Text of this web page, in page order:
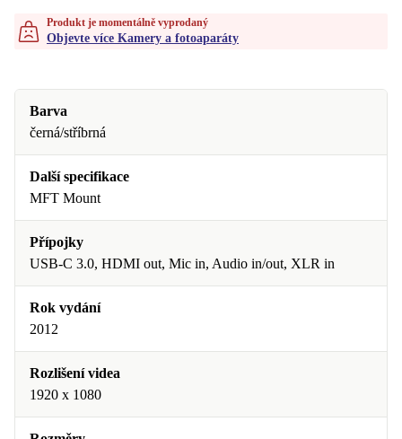
Produkt je momentálně vyprodaný
Objevte více Kamery a fotoaparáty
Barva
černá/stříbrná
Další specifikace
MFT Mount
Přípojky
USB-C 3.0, HDMI out, Mic in, Audio in/out, XLR in
Rok vydání
2012
Rozlišení videa
1920 x 1080